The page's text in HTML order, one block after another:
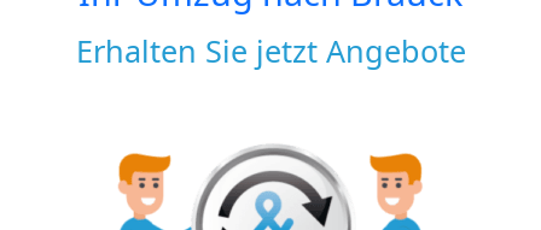
Erhalten Sie jetzt Angebote